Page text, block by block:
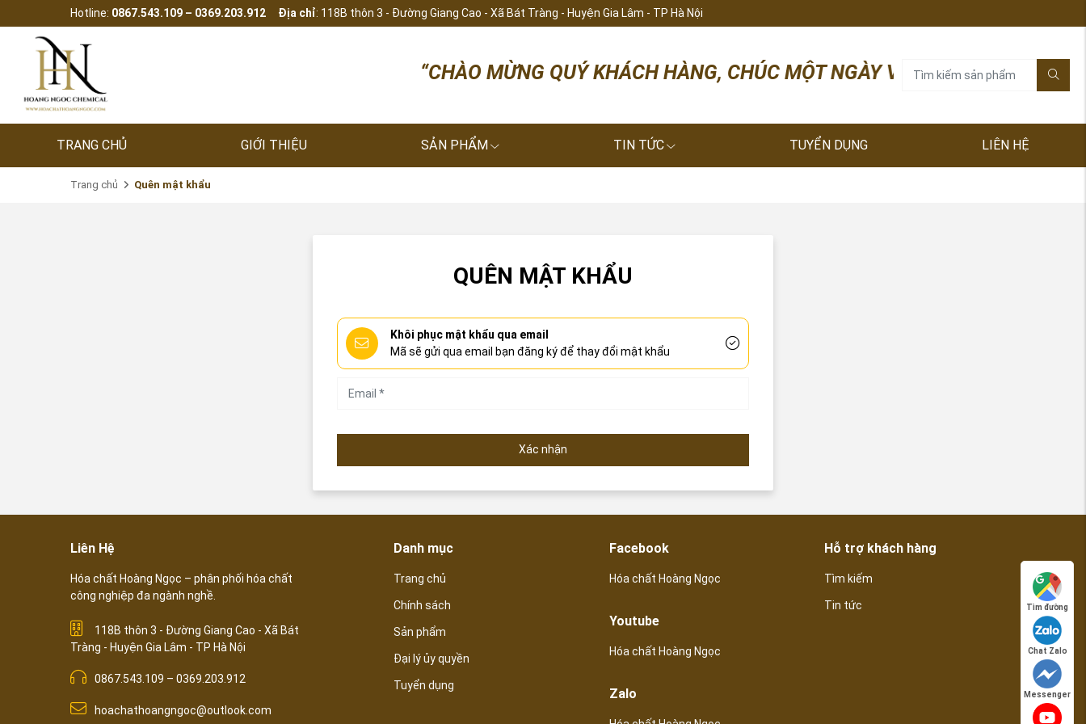
Hotline: 0867.543.109 – 0369.203.912 Địa chỉ: 118B thôn 3 - Đường Giang Cao - Xã Bát Tràng - Huyện Gia Lâm - TP Hà Nội
“CHÀO MỪNG QUÝ KHÁCH HÀNG, CHÚC MỘT NGÀY VUI VÀ LÀM VIỆC
TRANG CHỦ GIỚI THIỆU SẢN PHẨM TIN TỨC TUYỂN DỤNG LIÊN HỆ
Trang chủ Quên mật khẩu
QUÊN MẬT KHẨU
Khôi phục mật khẩu qua email
Mã sẽ gửi qua email bạn đăng ký để thay đổi mật khẩu
Xác nhận
Liên Hệ
Hóa chất Hoàng Ngọc – phân phối hóa chất
công nghiệp đa ngành nghề.
118B thôn 3 - Đường Giang Cao - Xã Bát
Tràng - Huyện Gia Lâm - TP Hà Nội
0867.543.109 – 0369.203.912
hoachathoangngoc@outlook.com
Danh mục
Trang chủ
Chính sách
Sản phẩm
Đại lý ủy quyền
Tuyển dụng
Facebook
Hóa chất Hoàng Ngọc
Youtube
Hóa chất Hoàng Ngọc
Zalo
Hỗ trợ khách hàng
Tìm kiếm
Tin tức Tìm đường
Chat Zalo
Messenger